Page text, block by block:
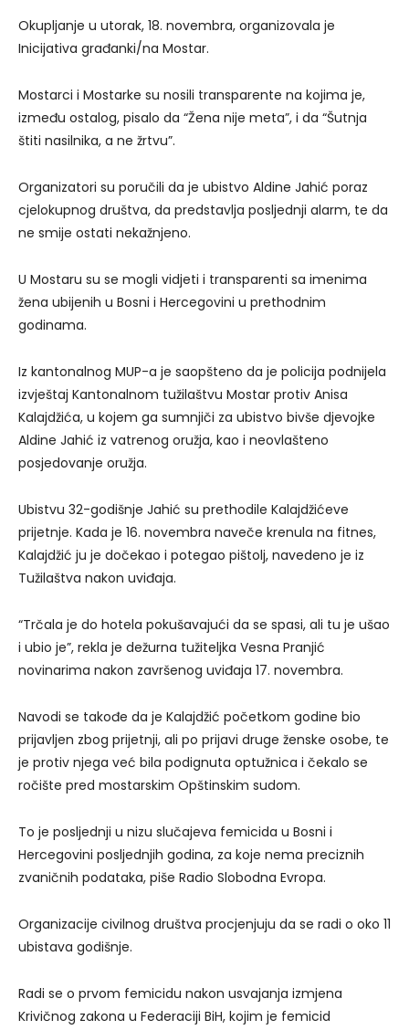
Okupljanje u utorak, 18. novembra, organizovala je
Inicijativa građanki/na Mostar.
Mostarci i Mostarke su nosili transparente na kojima je,
između ostalog, pisalo da “Žena nije meta”, i da “Šutnja
štiti nasilnika, a ne žrtvu”.
Organizatori su poručili da je ubistvo Aldine Jahić poraz
cjelokupnog društva, da predstavlja posljednji alarm, te da
ne smije ostati nekažnjeno.
U Mostaru su se mogli vidjeti i transparenti sa imenima
žena ubijenih u Bosni i Hercegovini u prethodnim
godinama.
Iz kantonalnog MUP-a je saopšteno da je policija podnijela
izvještaj Kantonalnom tužilaštvu Mostar protiv Anisa
Kalajdžića, u kojem ga sumnjiči za ubistvo bivše djevojke
Aldine Jahić iz vatrenog oružja, kao i neovlašteno
posjedovanje oružja.
Ubistvu 32-godišnje Jahić su prethodile Kalajdžićeve
prijetnje. Kada je 16. novembra naveče krenula na fitnes,
Kalajdžić ju je dočekao i potegao pištolj, navedeno je iz
Tužilaštva nakon uviđaja.
“Trčala je do hotela pokušavajući da se spasi, ali tu je ušao
i ubio je”, rekla je dežurna tužiteljka Vesna Pranjić
novinarima nakon završenog uviđaja 17. novembra.
Navodi se takođe da je Kalajdžić početkom godine bio
prijavljen zbog prijetnji, ali po prijavi druge ženske osobe, te
je protiv njega već bila podignuta optužnica i čekalo se
ročište pred mostarskim Opštinskim sudom.
To je posljednji u nizu slučajeva femicida u Bosni i
Hercegovini posljednjih godina, za koje nema preciznih
zvaničnih podataka, piše Radio Slobodna Evropa.
Organizacije civilnog društva procjenjuju da se radi o oko 11
ubistava godišnje.
Radi se o prvom femicidu nakon usvajanja izmjena
Krivičnog zakona u Federaciji BiH, kojim je femicid